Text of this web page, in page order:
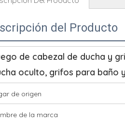
del Producto
de cabezal de ducha y
oculto, grifos para baño
de origen
de la marca